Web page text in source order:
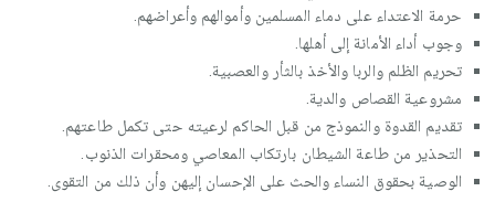
حرمة الاعتداء على دماء المسلمين وأموالهم وأعراضهم.
وجوب أداء الأمانة إلى أهلها.
تحريم الظلم والربا والأخذ بالثأر والعصبية.
مشروعية القصاص والدية.
تقديم القدوة والنموذج من قبل الحاكم لرعيته حتى تكمل طاعتهم.
التحذير من طاعة الشيطان بارتكاب المعاصي ومحقرات الذنوب.
الوصية بحقوق النساء والحث على الإحسان إليهن وأن ذلك من التقوى.